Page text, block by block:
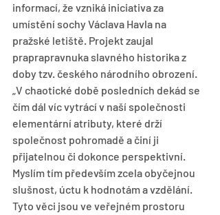
informací, že vzniká iniciativa za
umístění sochy Václava Havla na
pražské letiště. Projekt zaujal
praprapravnuka slavného historika z
doby tzv. českého národního obrození.
„V chaotické době posledních dekád se
čím dál víc vytrácí v naší společnosti
elementární atributy, které drží
společnost pohromadě a činí ji
přijatelnou či dokonce perspektivní.
Myslím tím především zcela obyčejnou
slušnost, úctu k hodnotám a vzdělání.
Tyto věci jsou ve veřejném prostoru